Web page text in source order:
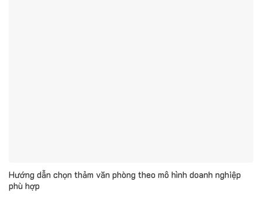
Hướng dẫn chọn thảm văn phòng theo mô hình doanh nghiệp
phù hợp